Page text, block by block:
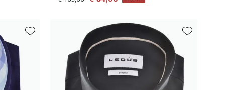
Toevoegen aan favorieten